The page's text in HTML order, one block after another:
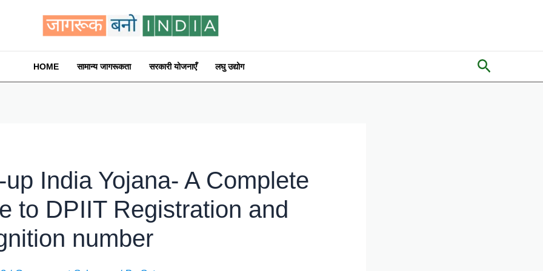
HOME सामान्य जागरूकता सरकारी योजनाएँ लघु उद्योग Search
up India Yojana- A Complete
to DPIIT Registration and
number